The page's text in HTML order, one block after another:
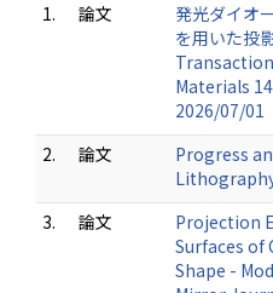
1.
論文
発光ダイオ
を用いた投
Materials
2026/07/01
2.
論文
Progress
3.
論文
Projection
Surfaces of
Shape -